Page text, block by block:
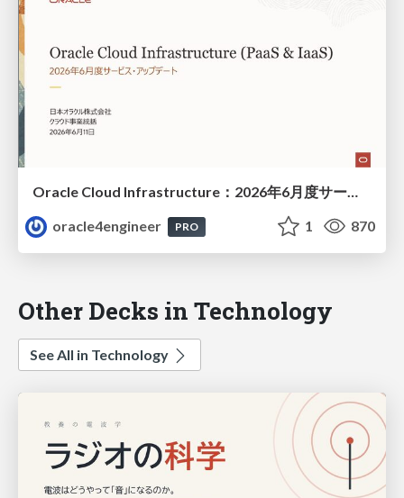
Oracle Cloud Infrastructure：2026年6月度サービス・アップデート
oracle4engineer
PRO 1 870
Other Decks in Technology
See All in Technology